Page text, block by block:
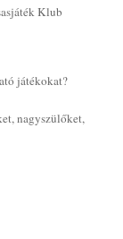
Klub
játékokat?
nagyszülőket,